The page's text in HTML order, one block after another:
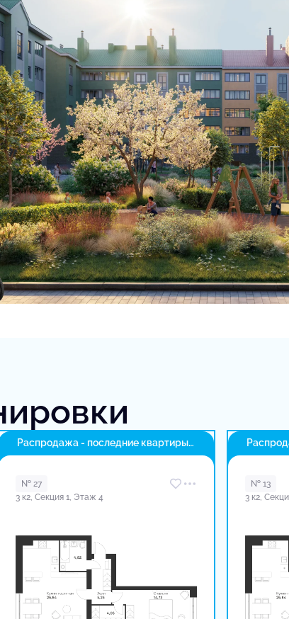
Распродажа - последние квартиры
в доме
№ 27
3 к2, Секция 1, Этаж 4
в доме
№ 13
3 к2,